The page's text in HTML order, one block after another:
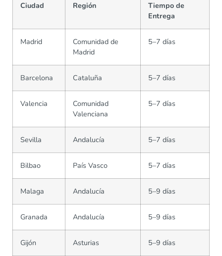
Ciudad Región
Tiempo de
Entrega
Madrid
Comunidad de
Madrid
5–7 días
Barcelona Cataluña 5–7 días
Valencia
Comunidad
Valenciana
5–7 días
Sevilla Andalucía 5–7 días
Bilbao País Vasco 5–7 días
Malaga Andalucía 5–9 días
Granada Andalucía 5–9 días
Gijón Asturias 5–9 días